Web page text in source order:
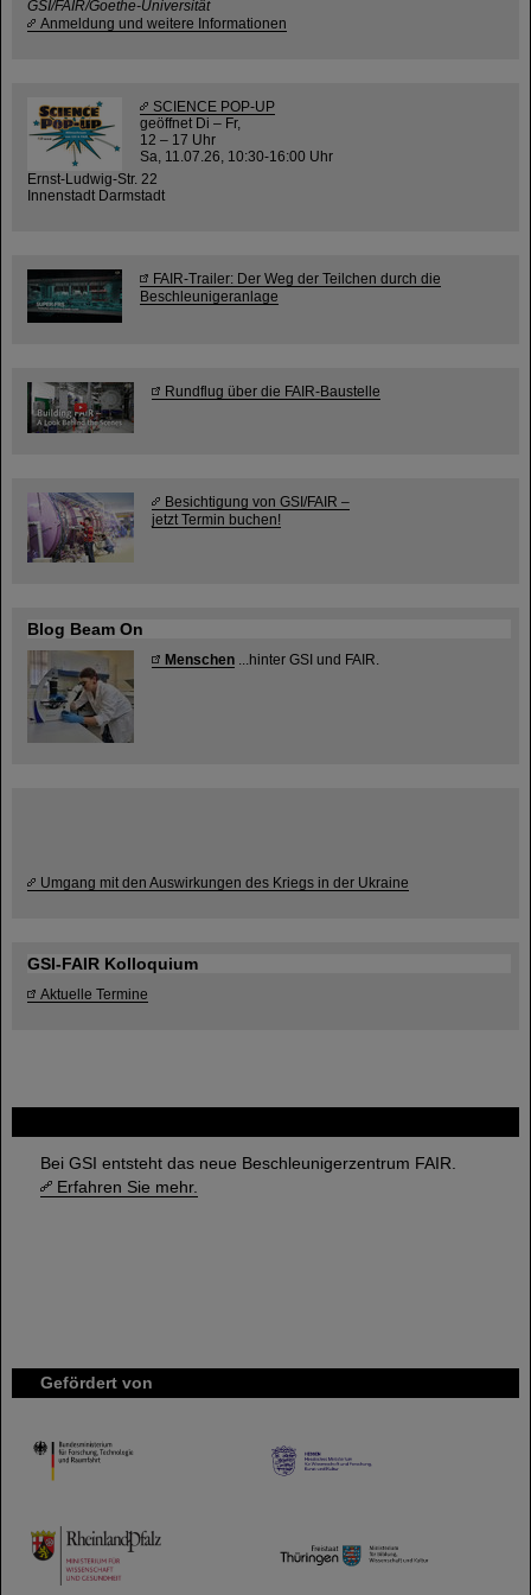
Bei GSI entsteht das neue Beschleunigerzentrum FAIR.
Erfahren Sie mehr.
Gefördert von
HMWK
TMWWDG
GSI/FAIR/Goethe-Universität
Anmeldung und weitere Informationen
SCIENCE POP-UP
geöffnet Di – Fr,
12 – 17 Uhr
Sa, 11.07.26, 10:30-16:00 Uhr
Ernst-Ludwig-Str. 22
Innenstadt Darmstadt
FAIR-Trailer: Der Weg der Teilchen durch die
Beschleunigeranlage
Rundflug über die FAIR-Baustelle
Besichtigung von GSI/FAIR –
jetzt Termin buchen!
Blog Beam On
Menschen ...hinter GSI und FAIR.
Umgang mit den Auswirkungen des Kriegs in der Ukraine
GSI-FAIR Kolloquium
Aktuelle Termine